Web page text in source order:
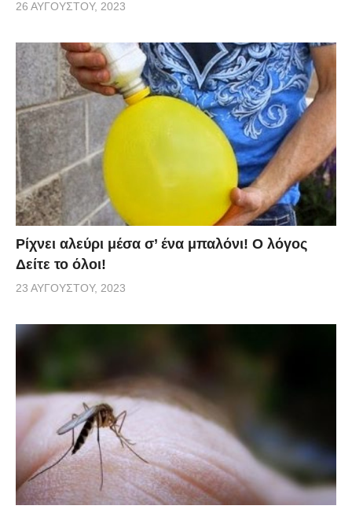
26 ΑΥΓΟΎΣΤΟΥ, 2023
Ρίχνει αλεύρι μέσα σ’ ένα μπαλόνι! O λόγος
Δείτε το όλοι!
23 ΑΥΓΟΎΣΤΟΥ, 2023